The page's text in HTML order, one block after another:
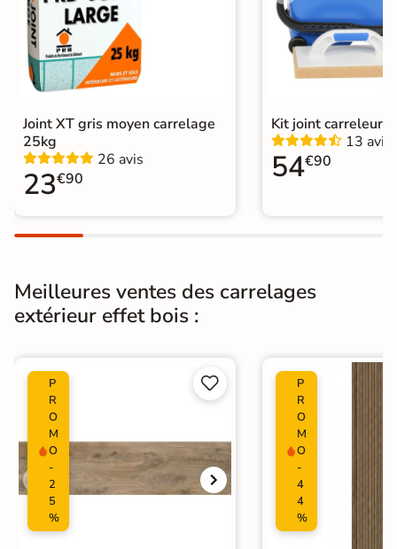
Résistant au Gel
Conditionnement
Choix 1er Choix
Pose
Origine Espagne
Type de pose
Catégories
Carrelage extérieur imitation bois
Carrelage marron
Carrelage intérieur / extérieur
Joint XT gris moyen carrelage
25kg
26 avis
23€90
Kit joint carreleur
13 avis
54€90
Meilleures ventes des carrelages
extérieur effet bois :
P
R
O
M
O
-
2
5
%


P
R
O
M
O
-
4
4
%